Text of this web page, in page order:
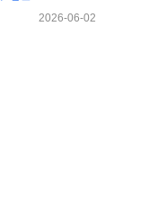
2026-06-02